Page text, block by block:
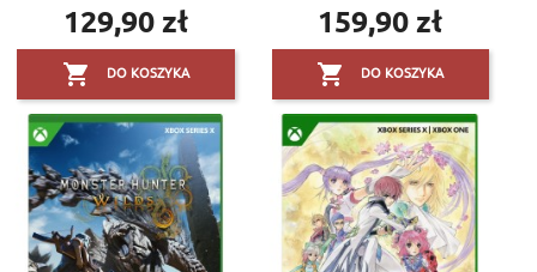
Cena
129,90 zł
 DO KOSZYKA
Cena
159,90 zł
 DO KOSZYKA